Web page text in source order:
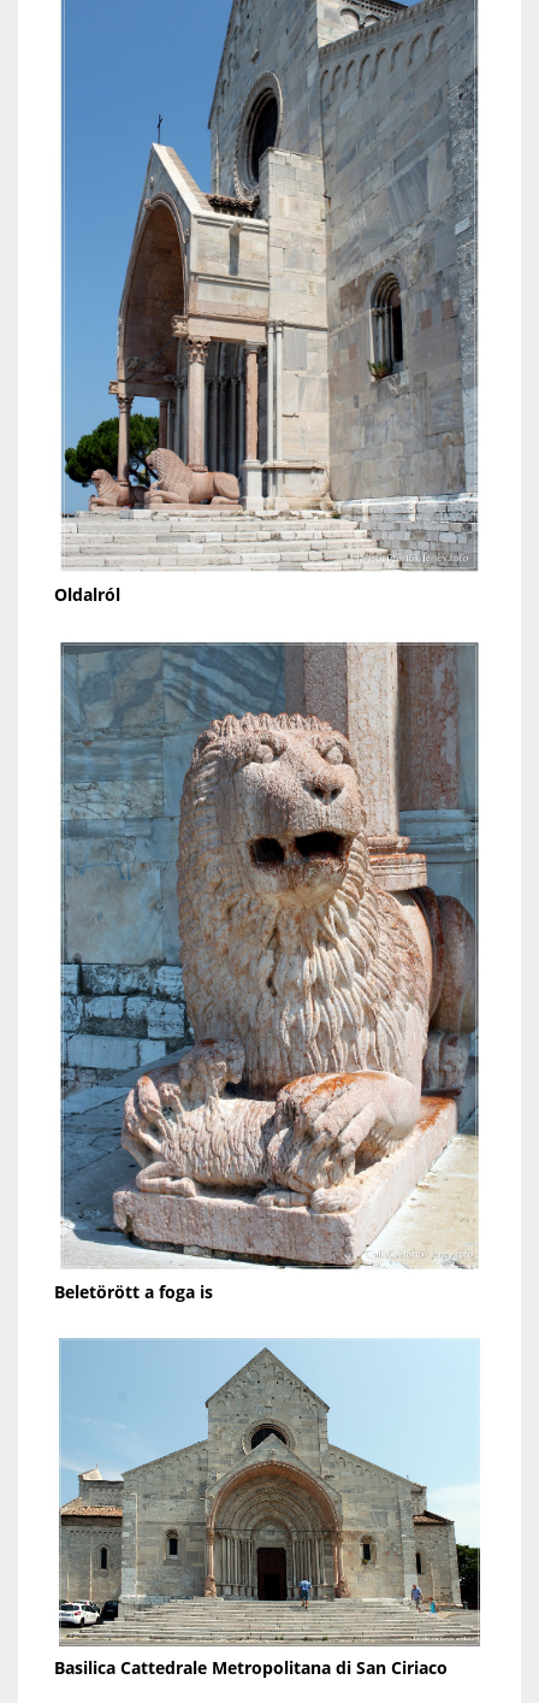
Oldalról
Beletörött a foga is
Basilica Cattedrale Metropolitana di San Ciriaco